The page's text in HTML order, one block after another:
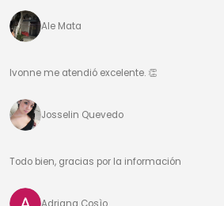
Ale Mata
Ivonne me atendió excelente. 👏
Josselin Quevedo
Todo bien, gracias por la información